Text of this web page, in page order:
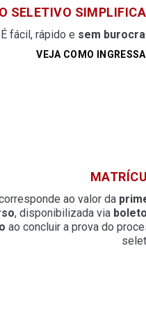
SELETIVO
É fácil, rápido e sem
VEJA COMO
ao valor da
, disponibilizada via
ao concluir a prova do